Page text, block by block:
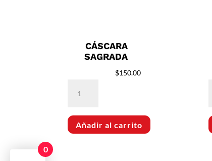
CÁSCARA
SAGRADA
$150.00
Sagrada
Añadir al carrito
0